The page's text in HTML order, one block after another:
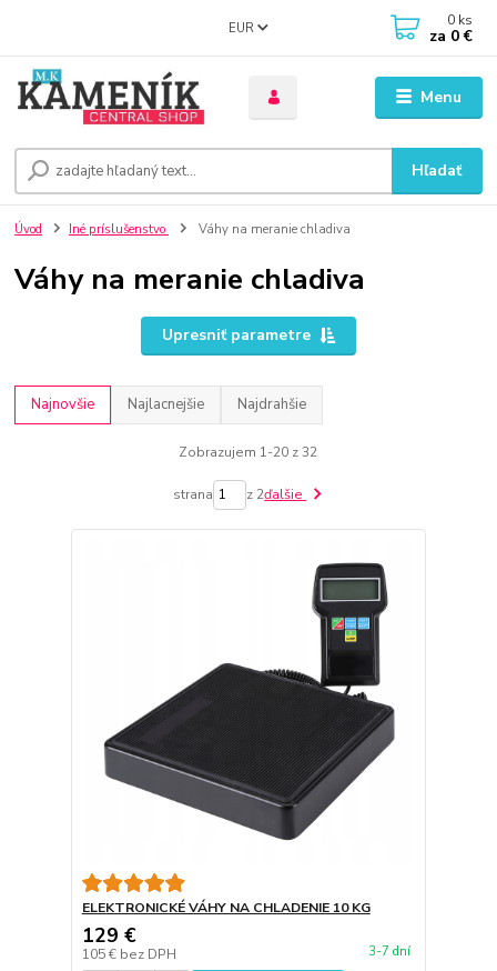
Menu
EUR
Hľadať
0 ks
za 0 €
Úvod Iné príslušenstvo Váhy na meranie chladiva
Váhy na meranie chladiva
Upresniť parametre
Najnovšie Najlacnejšie Najdrahšie
Zobrazujem 1-20 z 32
strana z 2ďalšie
ELEKTRONICKÉ VÁHY NA CHLADENIE 10 KG
129 €
105 € bez DPH 3-7 dní